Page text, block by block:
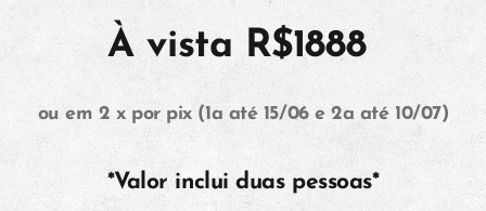
À vista R$1888
ou em 2 x por pix (1a até 15/06 e 2a até 10/07)
*Valor inclui duas pessoas*